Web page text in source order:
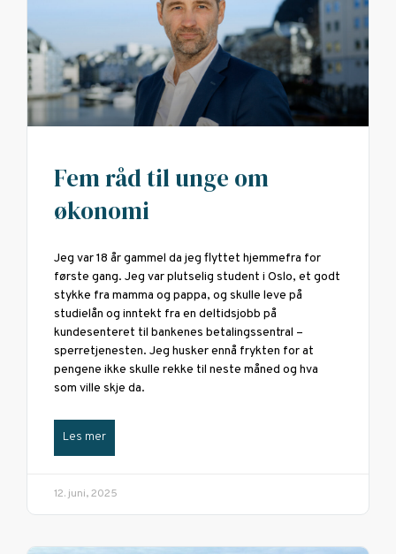
Fem råd til unge om
økonomi
Jeg var 18 år gammel da jeg flyttet hjemmefra for
første gang. Jeg var plutselig student i Oslo, et godt
stykke fra mamma og pappa, og skulle leve på
studielån og inntekt fra en deltidsjobb på
kundesenteret til bankenes betalingssentral –
sperretjenesten. Jeg husker ennå frykten for at
pengene ikke skulle rekke til neste måned og hva
som ville skje da.
Les mer
12. juni, 2025